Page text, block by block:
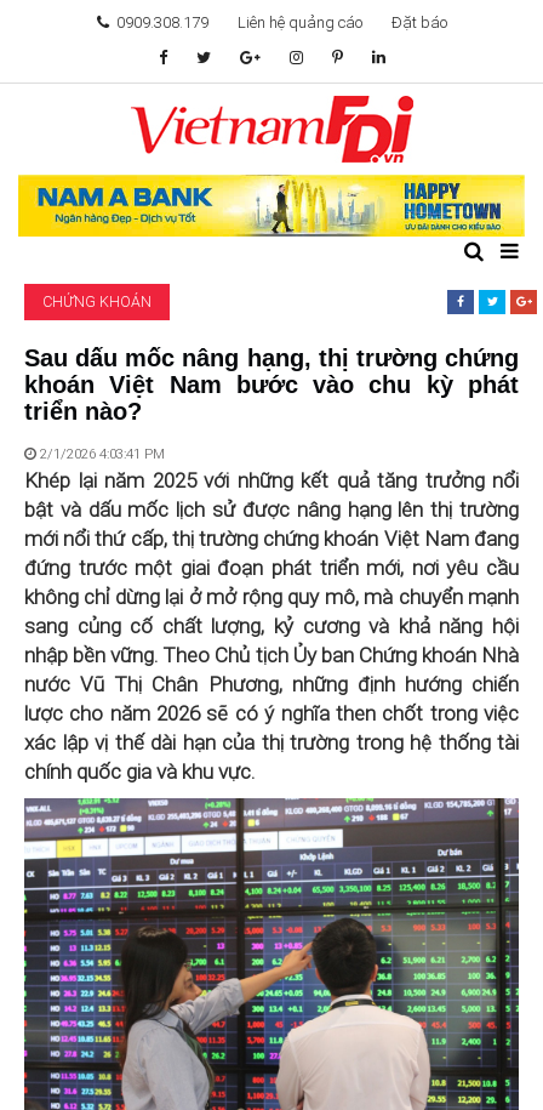
0909.308.179 Liên hệ quảng cáo Đặt báo
TÂM ĐIỂM ĐẦU TƯ
TÀI CHÍNH
KHỞI NGHIỆP
GIẢI TRÍ & CÔNG NGHỆ
CHỨNG KHOÁN
Sau dấu mốc nâng hạng, thị trường chứng
khoán Việt Nam bước vào chu kỳ phát
triển nào?
2/1/2026 4:03:41 PM
Khép lại năm 2025 với những kết quả tăng trưởng nổi
bật và dấu mốc lịch sử được nâng hạng lên thị trường
mới nổi thứ cấp, thị trường chứng khoán Việt Nam đang
đứng trước một giai đoạn phát triển mới, nơi yêu cầu
không chỉ dừng lại ở mở rộng quy mô, mà chuyển mạnh
sang củng cố chất lượng, kỷ cương và khả năng hội
nhập bền vững. Theo Chủ tịch Ủy ban Chứng khoán Nhà
nước Vũ Thị Chân Phương, những định hướng chiến
lược cho năm 2026 sẽ có ý nghĩa then chốt trong việc
xác lập vị thế dài hạn của thị trường trong hệ thống tài
chính quốc gia và khu vực.